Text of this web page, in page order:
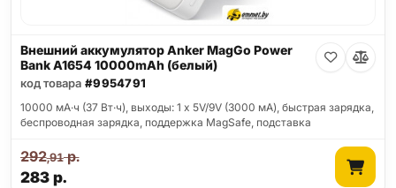
Внешний аккумулятор Anker MagGo Power
Bank A1654 10000mAh (белый)
код товара #9954791
10000 мА·ч (37 Вт·ч), выходы: 1 x 5V/9V (3000 мА), быстрая зарядка,
беспроводная зарядка, поддержка MagSafe, подставка
283р.
292,91р.